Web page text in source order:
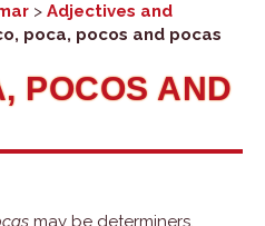
> Adjectives and
poca, pocos and pocas
POCOS AND
may be determiners,